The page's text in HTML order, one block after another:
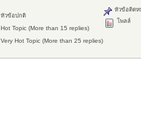
หัวข้อปกติ
Hot Topic (More than 15 replies)
Very Hot Topic (More than 25 replies)
หัวข้อติดห
โพลล์